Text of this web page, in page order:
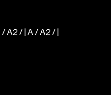
A2 / | A / A2 / |